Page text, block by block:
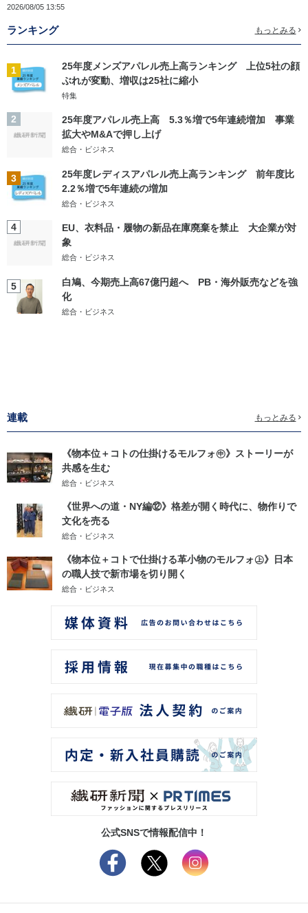
2026/08/05 13:55
ランキング もっとみる
1
25年度メンズアパレル売上高ランキング 上位5社の顔
ぶれが変動、増収は25社に縮小
特集
2
25年度アパレル売上高 5.3％増で5年連続増加 事業
拡大やM&Aで押し上げ
総合・ビジネス
3
25年度レディスアパレル売上高ランキング 前年度比
2.2％増で5年連続の増加
総合・ビジネス
4
EU、衣料品・履物の新品在庫廃棄を禁止 大企業が対
象
総合・ビジネス
5
白鳩、今期売上高67億円超へ PB・海外販売などを強
化
総合・ビジネス
連載 もっとみる
《物本位＋コトの仕掛けるモルフォ㊥》ストーリーが
共感を生む
総合・ビジネス
《世界への道・NY編⑫》格差が開く時代に、物作りで
文化を売る
総合・ビジネス
《物本位＋コトで仕掛ける革小物のモルフォ㊤》日本
の職人技で新市場を切り開く
総合・ビジネス
公式SNSで情報配信中！